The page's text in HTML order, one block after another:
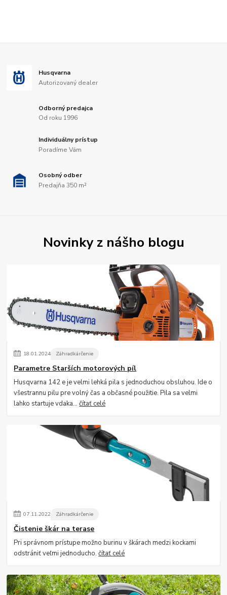
Husqvarna
Autorizovaný dealer
Odborný predajca
Od roku 1996
Individuálny prístup
Poradíme Vám
Osobný odber
Predajňa 350 m²
Novinky z nášho blogu
18.01.2024 Záhradkárčenie
Parametre Starších motorových píl
Husqvarna 142 e je velmi lehká pila s jednoduchou obsluhou. Ide o
všestrannu pilu pre volný čas a občasné použitie. Pila sa velmi
lahko startuje vdaka...čítať celé
07.11.2022 Záhradkárčenie
Čistenie škár na terase
Pri správnom prístupe možno burinu v škárach medzi kockami
odstrániť veľmi jednoducho.čítať celé